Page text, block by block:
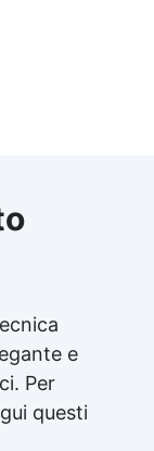
e
Per
questi